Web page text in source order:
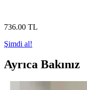
736.00 TL
Şimdi al!
Ayrıca Bakınız